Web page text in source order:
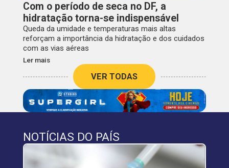
Com o período de seca no DF, a
hidratação torna-se indispensável
Queda da umidade e temperaturas mais altas
reforçam a importância da hidratação e dos cuidados
com as vias aéreas
Ler mais
VER TODAS
NOTÍCIAS DO PAÍS